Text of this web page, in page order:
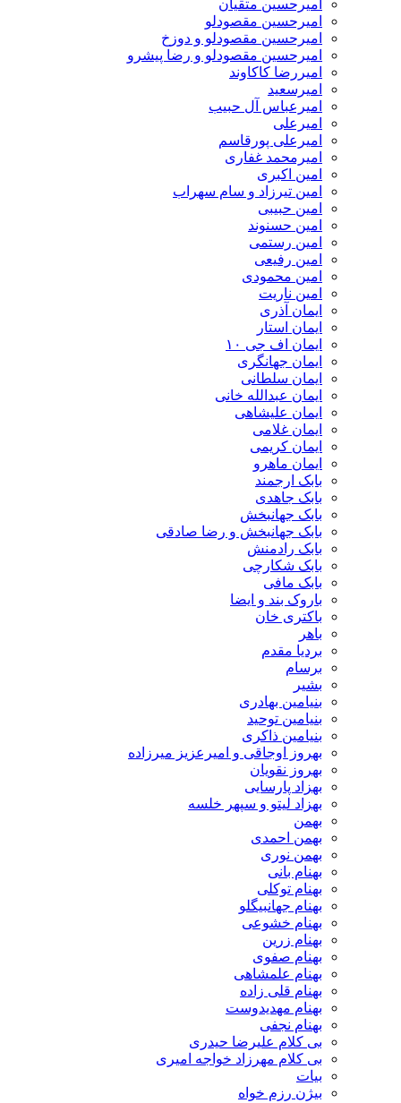
امیرحسین متقیان
امیرحسین مقصودلو
امیرحسین مقصودلو و دوزخ
امیرحسین مقصودلو و رضا پیشرو
امیررضا کاکاوند
امیرسعید
امیرعباس آل حبیب
امیرعلی
امیرعلی پورقاسم
امیرمحمد غفاری
امین اکبری
امین تیرزاد و سام سهراب
امین حبیبی
امین حسنوند
امین رستمی
امین رفیعی
امین محمودی
امین ناریت
ایمان آذری
ایمان استار
ایمان اف جی ۱۰
ایمان جهانگری
ایمان سلطانی
ایمان عبدالله خانی
ایمان علیشاهی
ایمان غلامی
ایمان کریمی
ایمان ماهرو
بابک ارجمند
بابک جاهدی
بابک جهانبخش
بابک جهانبخش و رضا صادقی
بابک رادمنش
بابک شکارچی
بابک مافی
باروک بند و ایضا
باکتری خان
باهر
بردیا مقدم
برسام
بشیر
بنیامین بهادری
بنیامین توحید
بنیامین ذاکری
بهروز اوجاقی و امیرعزیز میرزاده
بهروز نقویان
بهزاد پارسایی
بهزاد لیتو و سپهر خلسه
بهمن
بهمن احمدی
بهمن نوری
بهنام بانی
بهنام توکلی
بهنام جهانبیگلو
بهنام خشوعی
بهنام زرین
بهنام صفوی
بهنام علمشاهی
بهنام قلی زاده
بهنام مهدیدوست
بهنام نجفی
بی کلام علیرضا حیدری
بی کلام مهرزاد خواجه امیری
بیات
بیژن رزم خواه